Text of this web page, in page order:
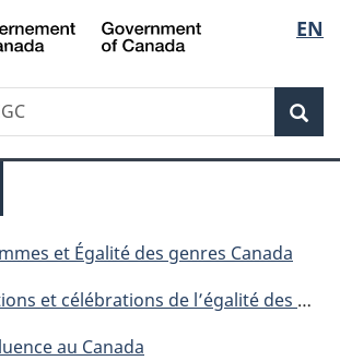
Passer
au
Passer
à
du
Passer
à
simplifiée
de
la
EN
et Égalité des genres Canada
et célébrations de l’égalité des genres
au Canada